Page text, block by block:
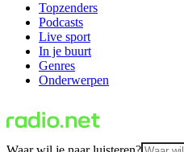
Topzenders
Podcasts
Live sport
In je buurt
Genres
Onderwerpen